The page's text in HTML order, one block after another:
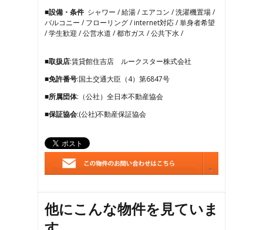
11
12
■設備・条件 シャワー / 給湯 / エアコン / 洗濯機置場 /
バルコニー / フローリング / internet対応 / 単身者希望
/ 学生歓迎 / 公営水道 / 都市ガス / 公共下水 /
■取扱店:賃貸館住吉店 ルークスター株式会社
■免許番号:国土交通大臣（4）第6847号
■所属団体:（公社）全日本不動産協会
■保証協会:(公社)不動産保証協会
他にこんな物件を見ていま